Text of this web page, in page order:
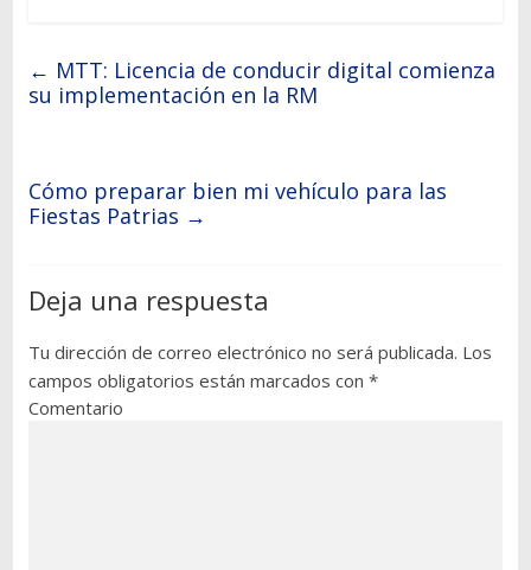
← MTT: Licencia de conducir digital comienza
su implementación en la RM
Cómo preparar bien mi vehículo para las
Fiestas Patrias →
Deja una respuesta
Tu dirección de correo electrónico no será publicada. Los
campos obligatorios están marcados con *
Comentario